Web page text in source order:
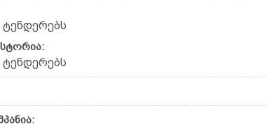
ტენდერებს
ტენდერებს